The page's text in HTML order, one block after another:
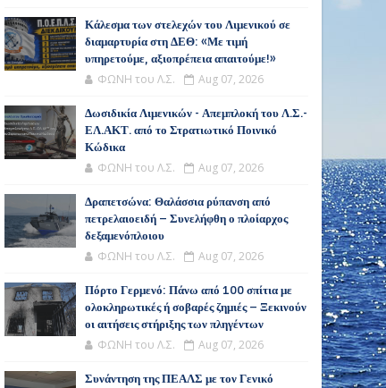
Κάλεσμα των στελεχών του Λιμενικού σε
διαμαρτυρία στη ΔΕΘ: «Με τιμή
υπηρετούμε, αξιοπρέπεια απαιτούμε!»
ΦΩΝΗ του Λ.Σ. Aug 07, 2026
Δωσιδικία Λιμενικών - Απεμπλοκή του Λ.Σ.-
ΕΛ.ΑΚΤ. από το Στρατιωτικό Ποινικό
Κώδικα
ΦΩΝΗ του Λ.Σ. Aug 07, 2026
Δραπετσώνα: Θαλάσσια ρύπανση από
πετρελαιοειδή – Συνελήφθη ο πλοίαρχος
δεξαμενόπλοιου
ΦΩΝΗ του Λ.Σ. Aug 07, 2026
Πόρτο Γερμενό: Πάνω από 100 σπίτια με
ολοκληρωτικές ή σοβαρές ζημιές – Ξεκινούν
οι αιτήσεις στήριξης των πληγέντων
ΦΩΝΗ του Λ.Σ. Aug 07, 2026
Συνάντηση της ΠΕΑΛΣ με τον Γενικό